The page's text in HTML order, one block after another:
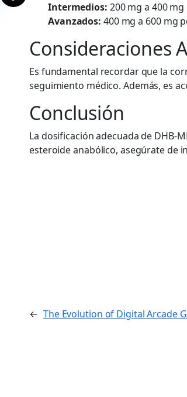
Intermedios: 200 mg a 400
Avanzados: 400 mg a 600 mg
Consideraciones
Es fundamental recordar que la
seguimiento médico. Además, es
Conclusión
La dosificación adecuada de DHB-
esteroide anabólico, asegúrate de
← The Evolution of Digital Arcade